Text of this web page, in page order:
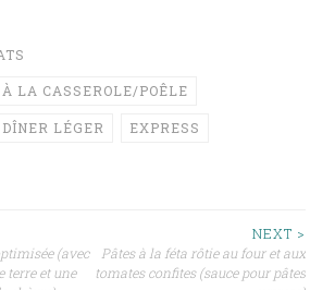
À LA CASSEROLE/POÊLE
DÎNER LÉGER EXPRESS
(avec
terre et une
NEXT >
Pâtes à la féta rôtie au four et aux
tomates confites (sauce pour pâtes